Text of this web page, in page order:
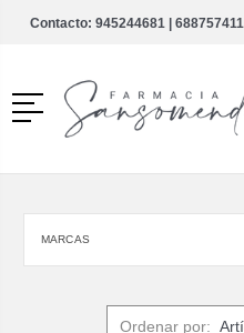
Contacto: 945244681 | 688757411
Menú
MARCAS
Ordenar por: